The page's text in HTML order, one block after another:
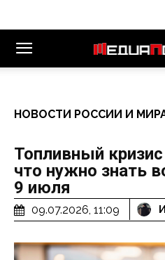
НОВОСТИ РОССИИ И
Топливный
что нужно знать
9 июля
09.07.2026, 11:09